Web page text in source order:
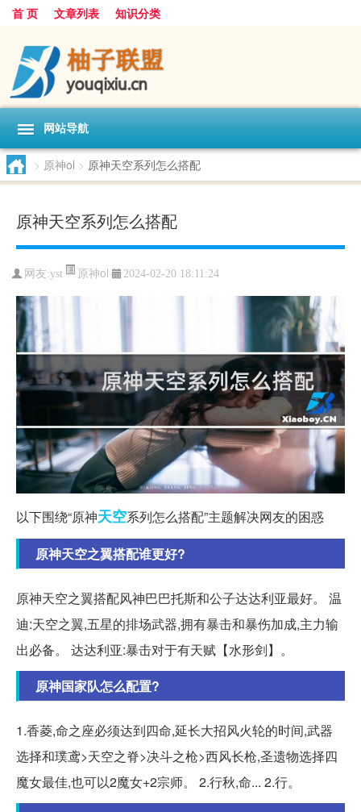
首 页 文章列表 知识分类
网站导航
> 原神ol > 原神天空系列怎么搭配
原神天空系列怎么搭配
网友:yst 原神ol 2024-02-20 18:11:24
以下围绕“原神天空系列怎么搭配”主题解决网友的困惑
原神天空之翼搭配谁更好?
原神天空之翼搭配风神巴巴托斯和公子达达利亚最好。 温
迪:天空之翼,五星的排场武器,拥有暴击和暴伤加成,主力输
出必备。 达达利亚:暴击对于有天赋【水形剑】。
原神国家队怎么配置?
1.香菱,命之座必须达到四命,延长大招风火轮的时间,武器
选择和璞鸢>天空之脊>决斗之枪>西风长枪,圣遗物选择四
魔女最佳,也可以2魔女+2宗师。 2.行秋,命... 2.行。